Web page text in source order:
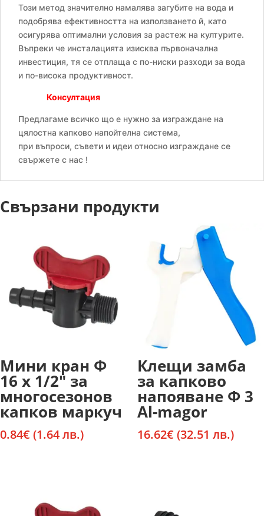
Този метод значително намалява загубите на вода и
подобрява ефективността на използването й, като
осигурява оптимални условия за растеж на културите.
Въпреки че инсталацията изисква първоначална
инвестиция, тя се отплаща с по-ниски разходи за вода
и по-висока продуктивност.
Консултация
Предлагаме всичко що е нужно за изграждане на
цялостна капково напойтелна система,
при въпроси, съвети и идеи относно изграждане се
свържете с нас !
Свързани продукти
Мини кран Ф
16 х 1/2″ за
многосезонов
капков маркуч
0.84€ (1.64 лв.)
Клещи замба
за капково
напояване Ф 3
Al-magor
16.62€ (32.51 лв.)